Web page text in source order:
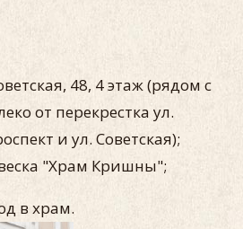
48, 4 этаж (рядом с
от перекрестка ул.
и ул. Советская);
"Храм Кришны";
в храм.